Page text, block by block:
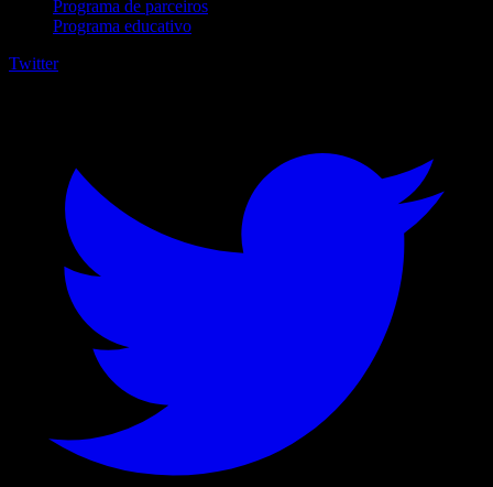
Programa de parceiros
Programa educativo
Twitter